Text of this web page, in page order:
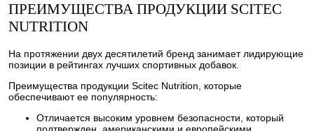
ПРЕИМУЩЕСТВА ПРОДУКЦИИ SCITEC
NUTRITION
На протяжении двух десятилетий бренд занимает лидирующие
позиции в рейтингах лучших спортивных добавок.
Преимущества продукции Scitec Nutrition, которые
обеспечивают ее популярность:
Отличается высоким уровнем безопасности, который
подтвержден американскими и европейскими